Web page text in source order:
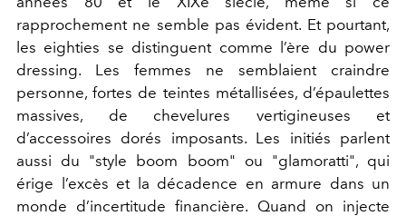
rapprochement ne semble pas évident. Et pourtant,
les eighties se distinguent comme l’ère du power
dressing. Les femmes ne semblaient craindre
personne, fortes de teintes métallisées, d’épaulettes
massives, de chevelures vertigineuses et
d’accessoires dorés imposants. Les initiés parlent
aussi du "style boom boom" ou "glamoratti", qui
érige l’excès et la décadence en armure dans un
monde d’incertitude financière. Quand on injecte